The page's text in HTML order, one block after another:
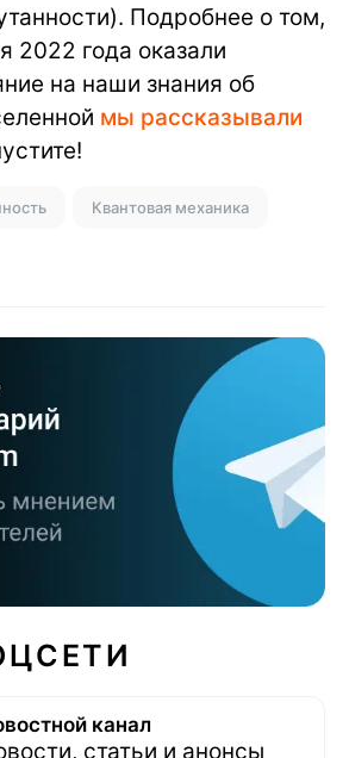
Подробнее о том,
2022 года оказали
на наши знания об
мы рассказывали
Квантовая механика
канал
статьи и анонсы